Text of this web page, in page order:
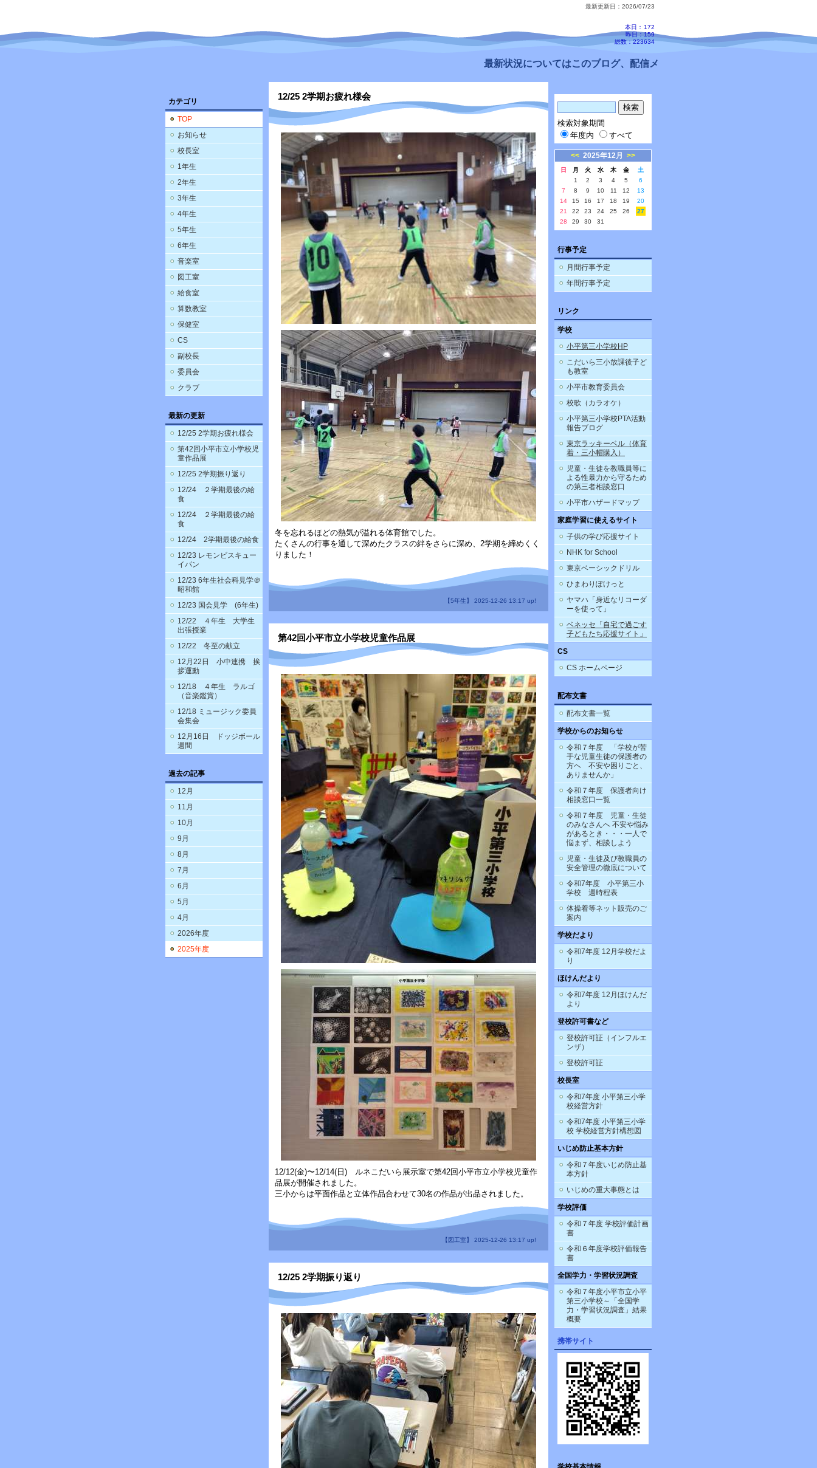
最新更新日：2026/07/23
本日： 172
昨日：159
総数：223634
最新状況についてはこのブログ、配信メールをご確認ください。
カテゴリ
TOP
お知らせ
校長室
1年生
2年生
3年生
4年生
5年生
6年生
音楽室
図工室
給食室
算数教室
保健室
CS
副校長
委員会
クラブ
最新の更新
12/25 2学期お疲れ様会
第42回小平市立小学校児
童作品展
12/25 2学期振り返り
12/24 ２学期最後の給
食
12/24 ２学期最後の給
食
12/24 2学期最後の給食
12/23 レモンビスキュー
イパン
12/23 6年生社会科見学＠
昭和館
12/23 国会見学 (6年生)
12/22 ４年生 大学生
出張授業
12/22 冬至の献立
12月22日 小中連携 挨
拶運動
12/18 ４年生 ラルゴ
（音楽鑑賞）
12/18 ミュージック委員
会集会
12月16日 ドッジボール
週間
過去の記事
12月
11月
10月
9月
8月
7月
6月
5月
4月
2026年度
2025年度
12/25 2学期お疲れ様会
冬を忘れるほどの熱気が溢れる体育館でした。
たくさんの行事を通して深めたクラスの絆をさらに深め、2学期を締めくく
りました！
【5年生】 2025-12-26 13:17 up!
第42回小平市立小学校児童作品展
12/12(金)〜12/14(日) ルネこだいら展示室で第42回小平市立小学校児童作
品展が開催されました。
三小からは平面作品と立体作品合わせて30名の作品が出品されました。
【図工室】 2025-12-26 13:17 up!
12/25 2学期振り返り
検索対象期間
年度内
すべて
<< 2025年12月 >>
日 月 火 水 木 金
土
1
2 3 4 5
6
7
8 9 10 11 12
13
14
15 16 17 18 19
20
21
22 23 24 25 26
27
28
29 30 31
行事予定
月間行事予定
年間行事予定
リンク
学校
小平第三小学校HP
こだいら三小放課後子ど
も教室
小平市教育委員会
校歌（カラオケ）
小平第三小学校PTA活動
報告ブログ
東京ラッキーベル（体育
着・三小帽購入）
児童・生徒を教職員等に
よる性暴力から守るため
の第三者相談窓口
小平市ハザードマップ
家庭学習に使えるサイト
子供の学び応援サイト
NHK for School
東京ベーシックドリル
ひまわりぽけっと
ヤマハ「身近なリコーダ
ーを使って」
ベネッセ「自宅で過ごす
子どもたち応援サイト」
CS
CS ホームページ
配布文書
配布文書一覧
学校からのお知らせ
令和７年度 「学校が苦
手な児童生徒の保護者の
方へ 不安や困りごと、
ありませんか」
令和７年度 保護者向け
相談窓口一覧
令和７年度 児童・生徒
のみなさんへ 不安や悩み
があるとき・・・一人で
悩まず、相談しよう
児童・生徒及び教職員の
安全管理の徹底について
令和7年度 小平第三小
学校 週時程表
体操着等ネット販売のご
案内
学校だより
令和7年度 12月学校だよ
り
ほけんだより
令和7年度 12月ほけんだ
より
登校許可書など
登校許可証（インフルエ
ンザ）
登校許可証
校長室
令和7年度 小平第三小学
校経営方針
令和7年度 小平第三小学
校 学校経営方針構想図
いじめ防止基本方針
令和７年度いじめ防止基
本方針
いじめの重大事態とは
学校評価
令和７年度 学校評価計画
書
令和６年度学校評価報告
書
全国学力・学習状況調査
令和７年度小平市立小平
第三小学校～「全国学
力・学習状況調査」結果
概要
携帯サイト